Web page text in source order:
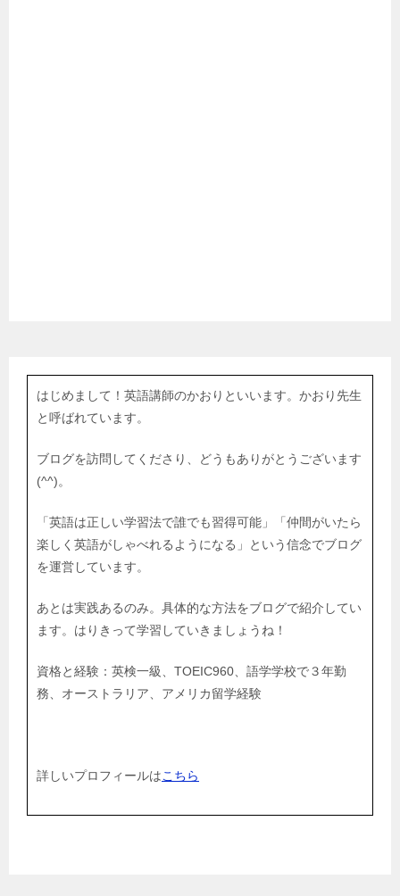
はじめまして！英語講師のかおりといいます。かおり先生
と呼ばれています。
ブログを訪問してくださり、どうもありがとうございます
(^^)。
「英語は正しい学習法で誰でも習得可能」「仲間がいたら
楽しく英語がしゃべれるようになる」という信念でブログ
を運営しています。
あとは実践あるのみ。具体的な方法をブログで紹介してい
ます。はりきって学習していきましょうね！
資格と経験：英検一級、TOEIC960、語学学校で３年勤
務、オーストラリア、アメリカ留学経験
詳しいプロフィールはこちら